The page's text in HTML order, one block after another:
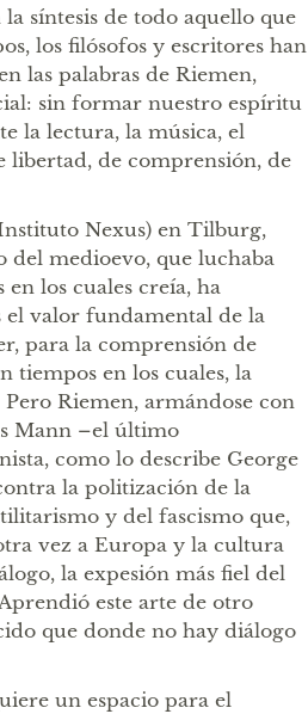
síntesis de todo aquello que
los filósofos y escritores han
las palabras de Riemen,
sin formar nuestro espíritu
la lectura, la música, el
libertad, de comprensión, de
Nexus) en Tilburg,
del medioevo, que luchaba
en los cuales creía, ha
el valor fundamental de la
para la comprensión de
en los cuales, la
Riemen, armándose con
Mann –el último
como lo describe George
la politización de la
y del fascismo que,
vez a Europa y la cultura
la expesión más fiel del
este arte de otro
que donde no hay diálogo
un espacio para el